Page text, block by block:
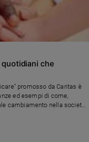
che
promosso da Caritas è
ed esempi di come,
cambiamento nella società